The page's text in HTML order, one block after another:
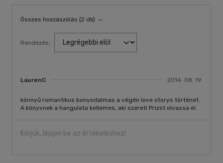
Összes hozzászólás (2 db)
Rendezés:
LaurenC 2014. 08. 19.
könnyű romantikus bonyodalmas a végén love storys történet.
A könyvnek a hangulata kellemes, aki szereti Prizst olvassa el.
Kérjük, lépjen be az értékeléshez!